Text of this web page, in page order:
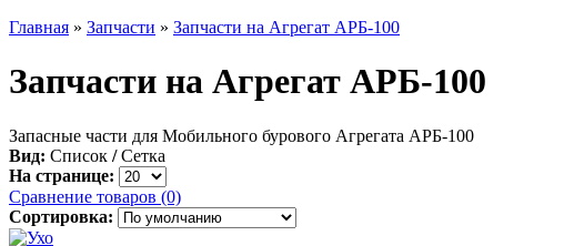
Главная » Запчасти » Запчасти на Агрегат АРБ-100
Запчасти на Агрегат АРБ-100
Запасные части для Мобильного бурового Агрегата АРБ-100
Вид: Список / Сетка
На странице:
Сравнение товаров (0)
Сортировка: